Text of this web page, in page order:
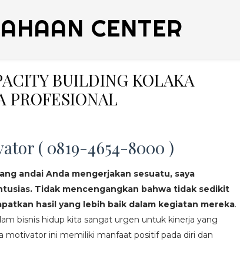
CENTER
BUILDING KOLAKA
PROFESIONAL
( 0819-4654-8000 )
andai Anda mengerjakan sesuatu, saya
Tidak mencengangkan bahwa tidak sedikit
hasil yang lebih baik dalam kegiatan mereka.
bisnis hidup kita sangat urgen untuk kinerja yang
motivator ini memiliki manfaat positif pada diri dan